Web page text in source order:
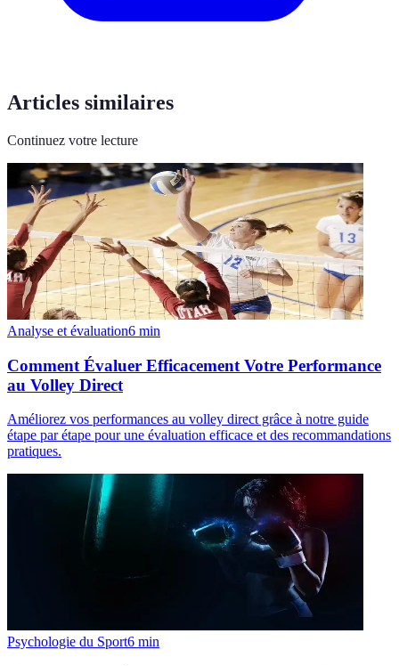
Articles similaires
Continuez votre lecture
Analyse et évaluation6 min
Comment Évaluer Efficacement Votre Performance
au Volley Direct
Améliorez vos performances au volley direct grâce à notre guide
étape par étape pour une évaluation efficace et des recommandations
pratiques.
Psychologie du Sport6 min